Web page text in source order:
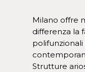
Milano offre
differenza la
polifunzionali
Strutture